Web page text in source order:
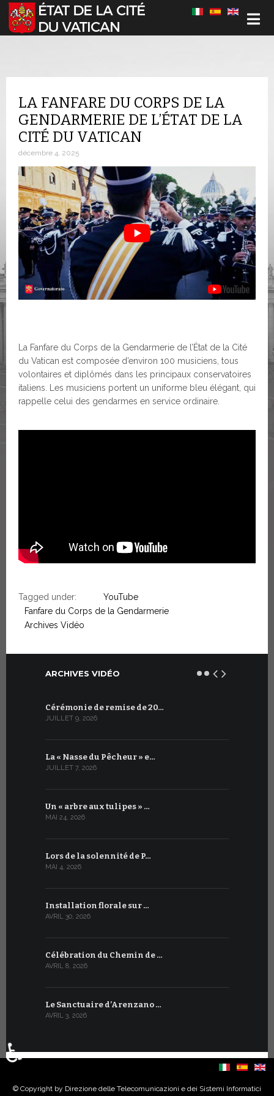
Sélectionnez votre langue
LA FANFARE DU CORPS DE LA
GENDARMERIE DE L’ÉTAT DE LA
CITÉ DU VATICAN
décembre 4, 2025
La Fanfare du Corps de la Gendarmerie de l’État de la Cité
du Vatican est composée d’environ 100 musiciens, tous
volontaires et diplômés dans les principaux conservatoires
italiens. Les musiciens portent un uniforme bleu élégant, qui
rappelle celui des gendarmes en service ordinaire.
Tagged under:
YouTube
Fanfare du Corps de la Gendarmerie
Archives Vidéo
ARCHIVES VIDÉO
Cérémonie de remise de 20…
JUILLET 9, 2026
La « Nasse du Pêcheur » e…
JUILLET 7, 2026
Un « arbre aux tulipes » …
MAI 24, 2026
Lors de la solennité de P…
MAI 4, 2026
Installation florale sur …
AVRIL 30, 2026
Célébration du Chemin de …
AVRIL 8, 2026
Le Sanctuaire d’Arenzano …
AVRIL 3, 2026
Sélectionnez votre langue
© Copyright by Direzione delle Telecomunicazioni e dei Sistemi Informatici